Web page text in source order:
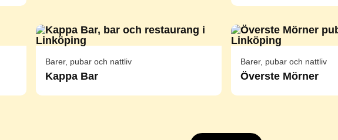
Barer, pubar och nattliv
Kappa Bar
Barer, pubar och nattliv
Överste Mörner